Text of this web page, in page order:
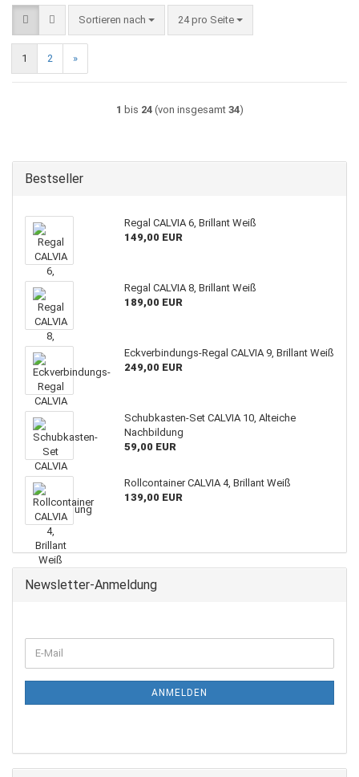
Sortieren nach
Sortieren nach 24 pro Seite
pro Seite
1 2 »
1 bis 24(von insgesamt 34)
Bestseller
Regal CALVIA 6, Brillant Weiß
149,00 EUR
Regal CALVIA 8, Brillant Weiß
189,00 EUR
Eckverbindungs-Regal CALVIA 9, Brillant Weiß
249,00 EUR
Schubkasten-Set CALVIA 10, Alteiche
Nachbildung
59,00 EUR
Rollcontainer CALVIA 4, Brillant Weiß
139,00 EUR
Newsletter-Anmeldung
ZUR
NEWSLETTER-
E-
Mail
ANMELDEN